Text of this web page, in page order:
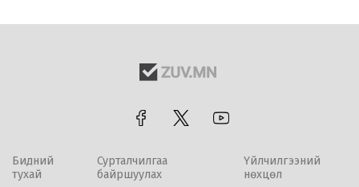
Бидний
тухай
Сурталчилгаа
байршуулах
Үйлчилгээний
нөхцөл